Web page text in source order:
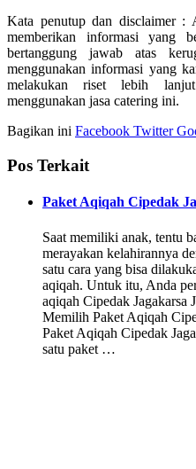
Kata penutup dan disclaimer :
memberikan informasi yang
bertanggung jawab atas
menggunakan informasi yang
melakukan riset lebih
menggunakan jasa catering ini.
Bagikan ini Facebook Twitter
Pos Terkait
Paket Aqiqah Cipedak
Saat memiliki anak, tentu
merayakan kelahirannya
satu cara yang bisa
aqiqah. Untuk itu, Anda
aqiqah Cipedak Jagakarsa
Memilih Paket Aqiqah
Paket Aqiqah Cipedak
satu paket …